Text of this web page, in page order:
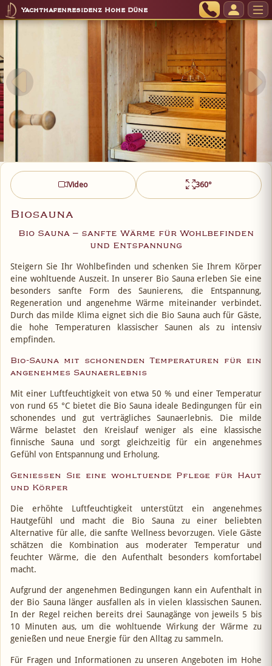
Yachthafenresidenz Hohe Düne
Video 360°
Biosauna
Bio Sauna – sanfte Wärme für Wohlbefinden
und Entspannung
Steigern Sie Ihr Wohlbefinden und schenken Sie Ihrem Körper
eine wohltuende Auszeit. In unserer Bio Sauna erleben Sie eine
besonders sanfte Form des Saunierens, die Entspannung,
Regeneration und angenehme Wärme miteinander verbindet.
Durch das milde Klima eignet sich die Bio Sauna auch für Gäste,
die hohe Temperaturen klassischer Saunen als zu intensiv
empfinden.
Bio-Sauna mit schonenden Temperaturen für ein
angenehmes Saunaerlebnis
Mit einer Luftfeuchtigkeit von etwa 50 % und einer Temperatur
von rund 65 °C bietet die Bio Sauna ideale Bedingungen für ein
schonendes und gut verträgliches Saunaerlebnis. Die milde
Wärme belastet den Kreislauf weniger als eine klassische
finnische Sauna und sorgt gleichzeitig für ein angenehmes
Gefühl von Entspannung und Erholung.
Genießen Sie eine wohltuende Pflege für Haut
und Körper
Die erhöhte Luftfeuchtigkeit unterstützt ein angenehmes
Hautgefühl und macht die Bio Sauna zu einer beliebten
Alternative für alle, die sanfte Wellness bevorzugen. Viele Gäste
schätzen die Kombination aus moderater Temperatur und
feuchter Wärme, die den Aufenthalt besonders komfortabel
macht.
Aufgrund der angenehmen Bedingungen kann ein Aufenthalt in
der Bio Sauna länger ausfallen als in vielen klassischen Saunen.
In der Regel reichen bereits drei Saunagänge von jeweils 5 bis
10 Minuten aus, um die wohltuende Wirkung der Wärme zu
genießen und neue Energie für den Alltag zu sammeln.
Für Fragen und Informationen zu unseren Angeboten im Hohe